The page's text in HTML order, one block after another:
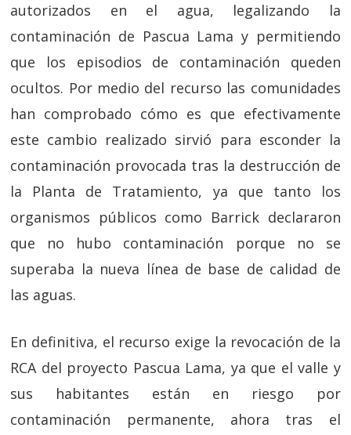
autorizados en el agua, legalizando la
contaminación de Pascua Lama y permitiendo
que los episodios de contaminación queden
ocultos. Por medio del recurso las comunidades
han comprobado cómo es que efectivamente
este cambio realizado sirvió para esconder la
contaminación provocada tras la destrucción de
la Planta de Tratamiento, ya que tanto los
organismos públicos como Barrick declararon
que no hubo contaminación porque no se
superaba la nueva línea de base de calidad de
las aguas.
En definitiva, el recurso exige la revocación de la
RCA del proyecto Pascua Lama, ya que el valle y
sus habitantes están en riesgo por
contaminación permanente, ahora tras el